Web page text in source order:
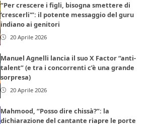
“Per crescere i figli, bisogna smettere di
‘crescerli'”: il potente messaggio del guru
indiano ai genitori
20 Aprile 2026
Manuel Agnelli lancia il suo X Factor “anti-
talent” (e tra i concorrenti c’è una grande
sorpresa)
20 Aprile 2026
Mahmood, “Posso dire chissà?”: la
dichiarazione del cantante riapre le porte